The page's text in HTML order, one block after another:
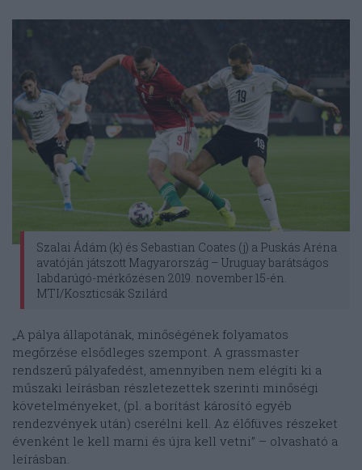
Szalai Ádám (k) és Sebastian Coates (j) a Puskás Aréna
avatóján játszott Magyarország – Uruguay barátságos
labdarúgó-mérkőzésen 2019. november 15-én.
MTI/Koszticsák Szilárd
„A pálya állapotának, minőségének folyamatos
megőrzése elsődleges szempont. A grassmaster
rendszerű pályafedést, amennyiben nem elégíti ki a
műszaki leírásban részletezettek szerinti minőségi
követelményeket, (pl. a borítást károsító egyéb
rendezvények után) cserélni kell. Az élőfüves részeket
évenként le kell marni és újra kell vetni” – olvasható a
leírásban.